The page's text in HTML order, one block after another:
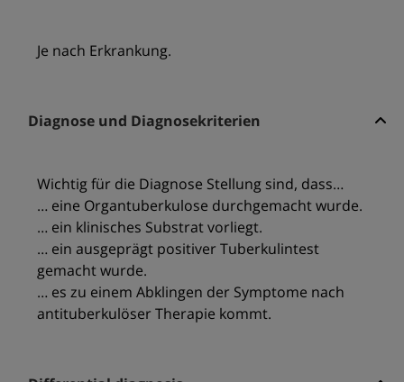
Je nach Erkrankung.
Diagnose und Diagnosekriterien
Wichtig für die Diagnose Stellung sind, dass…
… eine Organtuberkulose durchgemacht wurde.
… ein klinisches Substrat vorliegt.
… ein ausgeprägt positiver Tuberkulintest
gemacht wurde.
… es zu einem Abklingen der Symptome nach
antituberkulöser Therapie kommt.